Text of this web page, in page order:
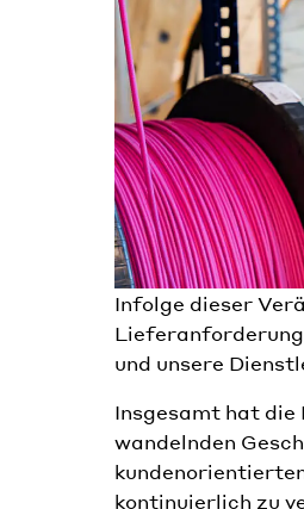
Infolge dieser
und unsere
Insgesamt hat die
wandelnden
kontinuierlich zu